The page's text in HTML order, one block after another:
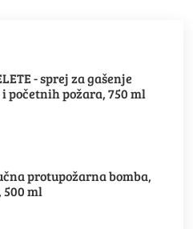
- sprej za gašenje
početnih požara, 750 ml
protupožarna bomba,
500 ml